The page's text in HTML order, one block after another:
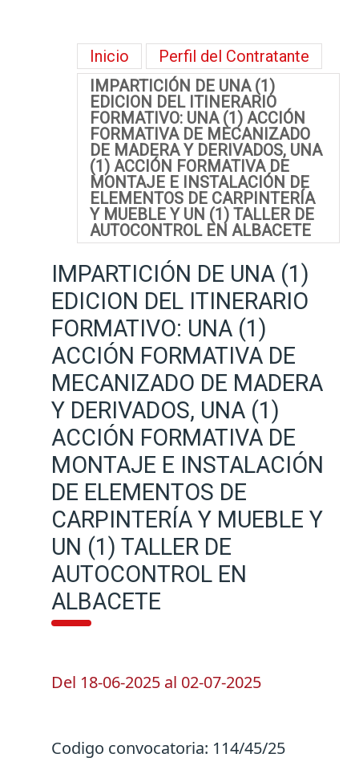
Inicio
Perfil del Contratante
IMPARTICIÓN DE UNA (1)
EDICION DEL ITINERARIO
FORMATIVO: UNA (1) ACCIÓN
FORMATIVA DE MECANIZADO
DE MADERA Y DERIVADOS, UNA
(1) ACCIÓN FORMATIVA DE
MONTAJE E INSTALACIÓN DE
ELEMENTOS DE CARPINTERÍA
Y MUEBLE Y UN (1) TALLER DE
AUTOCONTROL EN ALBACETE
IMPARTICIÓN DE UNA (1)
EDICION DEL ITINERARIO
FORMATIVO: UNA (1)
ACCIÓN FORMATIVA DE
MECANIZADO DE MADERA
Y DERIVADOS, UNA (1)
ACCIÓN FORMATIVA DE
MONTAJE E INSTALACIÓN
DE ELEMENTOS DE
CARPINTERÍA Y MUEBLE Y
UN (1) TALLER DE
AUTOCONTROL EN
ALBACETE
Del 18-06-2025 al 02-07-2025
Codigo convocatoria: 114/45/25